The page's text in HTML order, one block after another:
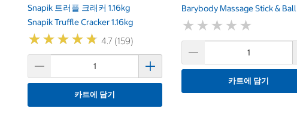
Snapik 트러플 크래커 1.16kg
Snapik Truffle Cracker 1.16kg
★★★★★
★★★★★ 4.7 (159)
카트에 담기
Barybody Massage Stick & Ball
★ ★ ★ ★ ★
★ ★ ★ ★ ★
카트에 담기